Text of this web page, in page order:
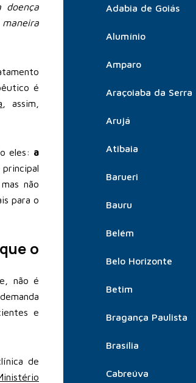
é
, assim,
eles: a
não
para o
o
não é
e
de
Adabia de Goiás
Alumínio
Amparo
Araçoiaba da Serra
Arujá
Atibaia
Barueri
Bauru
Belém
Belo Horizonte
Betim
Bragança Paulista
Brasília
Cabreúva